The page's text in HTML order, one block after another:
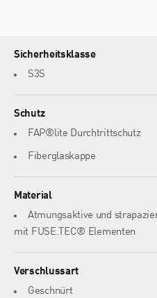
Sicherheitsklasse
S3S
Schutz
FAP®lite Durchtrittschutz
Fiberglaskappe
Material
Atmungsaktive und
mit FUSE.TEC® Elementen
Verschlussart
Geschnürt